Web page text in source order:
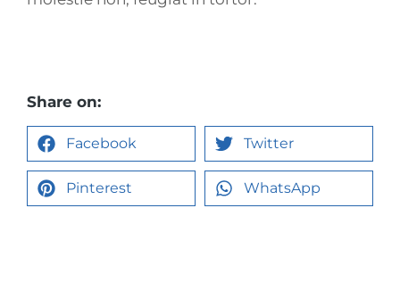
Share on:
Facebook Twitter
Pinterest WhatsApp